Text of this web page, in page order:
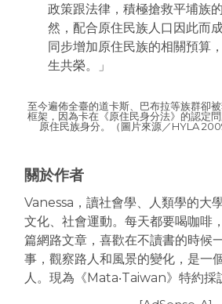
政策跟法律，積極搶救平埔族
然，配合原住民族人口因此而
同步增加原住民族的相關預算
生共榮。」
至今遍佈全臺的道卡斯、巴布拉等族群卻
框架，因為卡在《原住民身分法》的認定
原住民族身分。（圖片來源／HYLA
關於作者
Vanessa，讀社會學、人類學的大
文化、社會運動。每天都要喝咖啡
篇網路文章，喜歡在不讀書的時候
事，觀察路人和風景的變化，是一
人。現為《Mata‧Taiwan》特約採